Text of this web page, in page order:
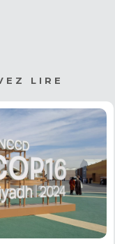
LIRE